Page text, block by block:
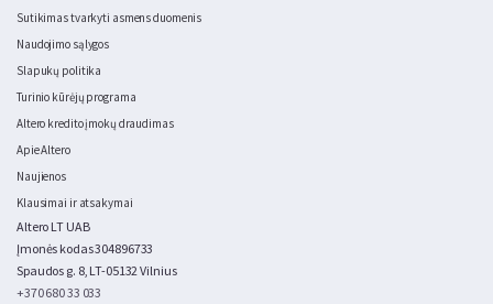
Sutikimas tvarkyti asmens duomenis
Naudojimo sąlygos
Slapukų politika
Turinio kūrėjų programa
Altero kredito įmokų draudimas
Apie Altero
Naujienos
Klausimai ir atsakymai
Altero LT UAB
Įmonės kodas 304896733
Spaudos g. 8, LT-05132 Vilnius
+370 680 33 033